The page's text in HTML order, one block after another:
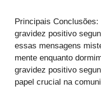
Principais
gravidez positivo
essas mensagens
mente enquanto
gravidez positivo
papel crucial na